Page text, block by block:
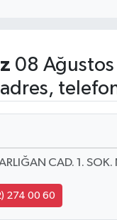
08
CAD. 1.
274 00 60